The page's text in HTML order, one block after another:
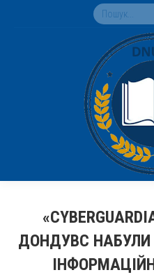
Search:
ДОНДУВС НАБУЛИ